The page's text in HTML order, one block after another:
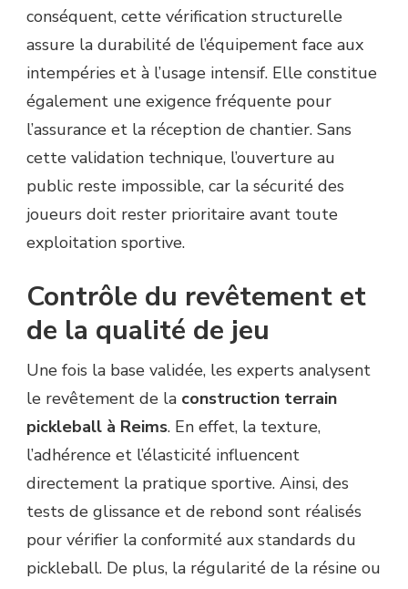
conséquent, cette vérification structurelle
assure la durabilité de l’équipement face aux
intempéries et à l’usage intensif. Elle constitue
également une exigence fréquente pour
l’assurance et la réception de chantier. Sans
cette validation technique, l’ouverture au
public reste impossible, car la sécurité des
joueurs doit rester prioritaire avant toute
exploitation sportive.
Contrôle du revêtement et
de la qualité de jeu
Une fois la base validée, les experts analysent
le revêtement de la construction terrain
pickleball à Reims. En effet, la texture,
l’adhérence et l’élasticité influencent
directement la pratique sportive. Ainsi, des
tests de glissance et de rebond sont réalisés
pour vérifier la conformité aux standards du
pickleball. De plus, la régularité de la résine ou